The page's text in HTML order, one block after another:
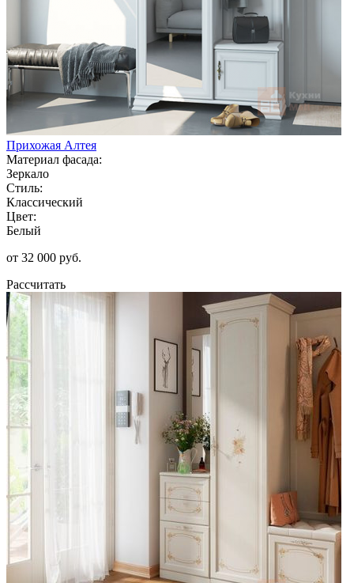
Прихожая Алтея
Материал фасада:
Зеркало
Стиль:
Классический
Цвет:
Белый
от 32 000 руб.
Рассчитать